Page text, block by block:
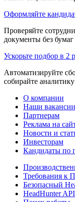
Оформляйте
Проверяйте
документы без
Ускорьте подбор в 2
Автоматизируйте
собирайте
О компании
Наши вакансии
Партнерам
Реклама на
Новости и
Инвесторам
Кандидаты по
Требования к
Безопасный
HeadHunter API